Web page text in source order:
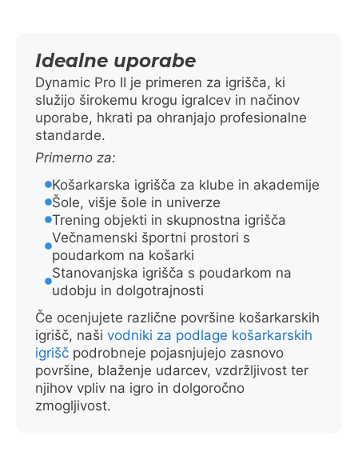
Idealne uporabe
Dynamic Pro II je primeren za igrišča, ki
služijo širokemu krogu igralcev in načinov
uporabe, hkrati pa ohranjajo profesionalne
standarde.
Primerno za:
Košarkarska igrišča za klube in akademije
Šole, višje šole in univerze
Trening objekti in skupnostna igrišča
Večnamenski športni prostori s
poudarkom na košarki
Stanovanjska igrišča s poudarkom na
udobju in dolgotrajnosti
Če ocenjujete različne površine košarkarskih
igrišč, naši vodniki za podlage košarkarskih
igrišč podrobneje pojasnjujejo zasnovo
površine, blaženje udarcev, vzdržljivost ter
njihov vpliv na igro in dolgoročno
zmogljivost.